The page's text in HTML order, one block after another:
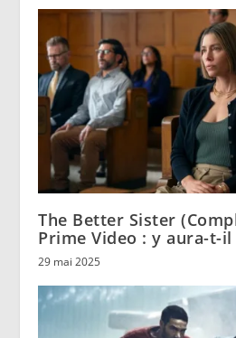
The Better Sister
Prime Video : y aura-t-il
29 mai 2025